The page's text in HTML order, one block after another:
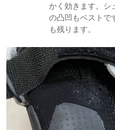
かく効きます。シ
の凸凹もベストで
も残ります。